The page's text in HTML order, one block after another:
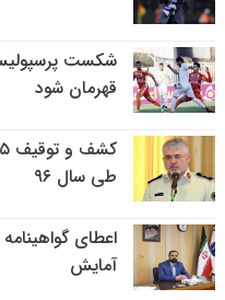
شکست پرسپولیس
قهرمان شود
طی سال ۹۶
اعطای
آمایش